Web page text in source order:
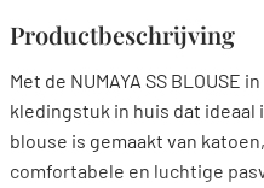
Productbeschrijving
Met de NUMAYA SS BLOUSE
kledingstuk in huis dat ideaal
blouse is gemaakt van
comfortabele en luchtige